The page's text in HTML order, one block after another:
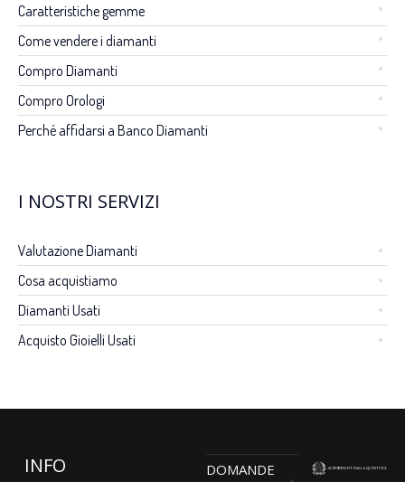
Caratteristiche gemme
Come vendere i diamanti
Compro Diamanti
Compro Orologi
Perché affidarsi a Banco Diamanti
I NOSTRI SERVIZI
Valutazione Diamanti
Cosa acquistiamo
Diamanti Usati
Acquisto Gioielli Usati
INFO
DOMANDE